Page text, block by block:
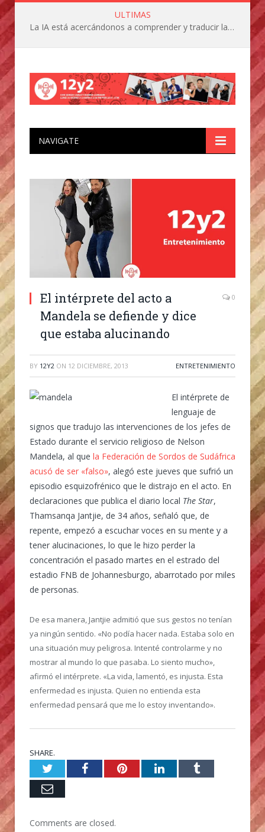
ULTIMAS
La IA está acercándonos a comprender y traducir las vocalizaciones y comportamientos de nuestras mascotas
NAVIGATE
El intérprete del acto a
Mandela se defiende y dice
que estaba alucinando
0
BY 12Y2 ON 12 DICIEMBRE, 2013 ENTRETENIMIENTO
El intérprete de
lenguaje de
signos que tradujo las intervenciones de los jefes de
Estado durante el servicio religioso de Nelson
Mandela, al que la Federación de Sordos de Sudáfrica
acusó de ser «falso», alegó este jueves que sufrió un
episodio esquizofrénico que le distrajo en el acto. En
declaraciones que publica el diario local The Star,
Thamsanqa Jantjie, de 34 años, señaló que, de
repente, empezó a escuchar voces en su mente y a
tener alucinaciones, lo que le hizo perder la
concentración el pasado martes en el estrado del
estadio FNB de Johannesburgo, abarrotado por miles
de personas.
De esa manera, Jantjie admitió que sus gestos no tenían
ya ningún sentido. «No podía hacer nada. Estaba solo en
una situación muy peligrosa. Intenté controlarme y no
mostrar al mundo lo que pasaba. Lo siento mucho»,
afirmó el intérprete. «La vida, lamentó, es injusta. Esta
enfermedad es injusta. Quien no entienda esta
enfermedad pensará que me lo estoy inventando».
SHARE.
TwitterFacebookPinterestLinkedInTumblr
Email
Comments are closed.